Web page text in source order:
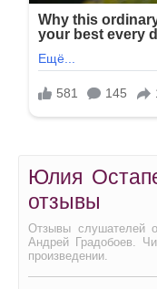
Юлия
отзывы
Отзывы слушателей
Андрей Градобоев.
произведении.